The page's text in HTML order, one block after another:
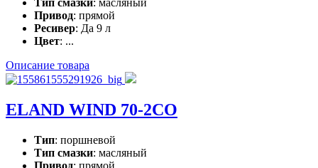
Тип смазки: масляный
Привод: прямой
Ресивер: Да 9 л
Цвет: ...
Описание товара
ELAND WIND 70-2CO
Тип: поршневой
Тип смазки: масляный